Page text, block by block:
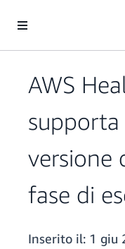
AWS
supporta
versione
fase di
Inserito il: 1 giu